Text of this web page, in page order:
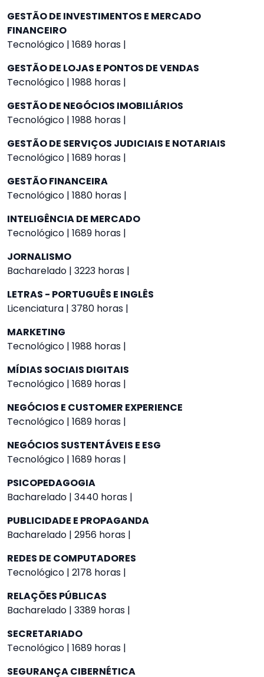
GESTÃO DE INVESTIMENTOS E MERCADO
FINANCEIRO
Tecnológico | 1689 horas |
GESTÃO DE LOJAS E PONTOS DE VENDAS
Tecnológico | 1988 horas |
GESTÃO DE NEGÓCIOS IMOBILIÁRIOS
Tecnológico | 1988 horas |
GESTÃO DE SERVIÇOS JUDICIAIS E NOTARIAIS
Tecnológico | 1689 horas |
GESTÃO FINANCEIRA
Tecnológico | 1880 horas |
INTELIGÊNCIA DE MERCADO
Tecnológico | 1689 horas |
JORNALISMO
Bacharelado | 3223 horas |
LETRAS - PORTUGUÊS E INGLÊS
Licenciatura | 3780 horas |
MARKETING
Tecnológico | 1988 horas |
MÍDIAS SOCIAIS DIGITAIS
Tecnológico | 1689 horas |
NEGÓCIOS E CUSTOMER EXPERIENCE
Tecnológico | 1689 horas |
NEGÓCIOS SUSTENTÁVEIS E ESG
Tecnológico | 1689 horas |
PSICOPEDAGOGIA
Bacharelado | 3440 horas |
PUBLICIDADE E PROPAGANDA
Bacharelado | 2956 horas |
REDES DE COMPUTADORES
Tecnológico | 2178 horas |
RELAÇÕES PÚBLICAS
Bacharelado | 3389 horas |
SECRETARIADO
Tecnológico | 1689 horas |
SEGURANÇA CIBERNÉTICA